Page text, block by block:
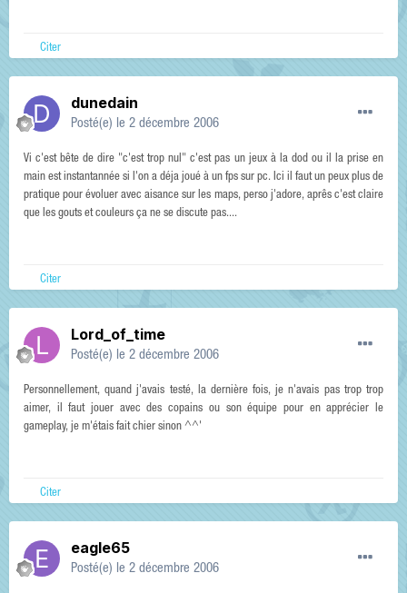
Citer
dunedain
Posté(e) le 2 décembre 2006
Vi c'est bête de dire "c'est trop nul" c'est pas un jeux à la dod ou il la prise en
main est instantannée si l'on a déja joué à un fps sur pc. Ici il faut un peux plus de
pratique pour évoluer avec aisance sur les maps, perso j'adore, aprês c'est claire
que les gouts et couleurs ça ne se discute pas....
Citer
Lord_of_time
Posté(e) le 2 décembre 2006
Personnellement, quand j'avais testé, la dernière fois, je n'avais pas trop trop
aimer, il faut jouer avec des copains ou son équipe pour en apprécier le
gameplay, je m'étais fait chier sinon ^^'
Citer
eagle65
Posté(e) le 2 décembre 2006